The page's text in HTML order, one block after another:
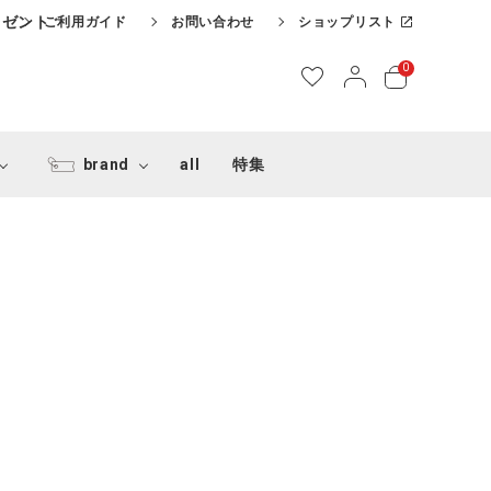
ントご利用ガイド お問い合わせ ショップリスト
0
brand all 特集